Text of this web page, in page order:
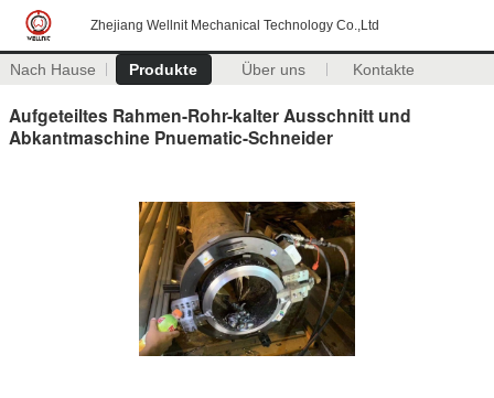
Zhejiang Wellnit Mechanical Technology Co.,Ltd
Nach Hause Produkte Über uns Kontakte
Aufgeteiltes Rahmen-Rohr-kalter Ausschnitt und
Abkantmaschine Pnuematic-Schneider